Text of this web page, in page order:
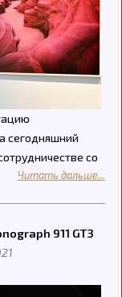
сегодняшний
со
Читать дальше...
911 GT3